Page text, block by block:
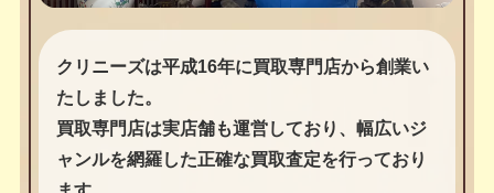
クリニーズは平成16年に買取専門店から創業い
たしました。
買取専門店は実店舗も運営しており、幅広いジ
ャンルを網羅した正確な買取査定を行っており